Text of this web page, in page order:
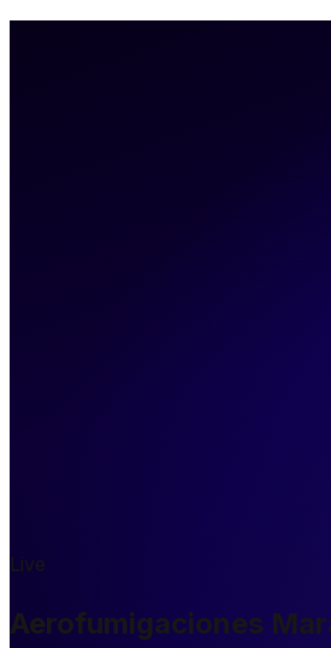
Live
Aerofumigaciones